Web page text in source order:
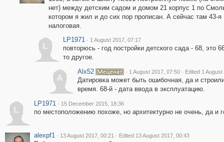
нет) между детским садом и домом 21 корпус 1 по
котором я жил и до сих пор прописан. А сейчас там 43-я
налоговая.
L
LP1971 · 1 August 2017, 07:17
повторюсь - год постройки детского сада - 68, это
то другое.
A
Alx52 · 1 August 2017, 07:50 · Edited 1
Датировка может быть ошибочная, да и
время. 68-й - дата ввода в эксплуатацию.
L
LP1971 · 15 December 2015, 18:36
по местоположению похоже, но архитектурно не очень, да и
alexpf1 · 13 August 2017, 00:21 · Edited 13 August 2017, 00:43